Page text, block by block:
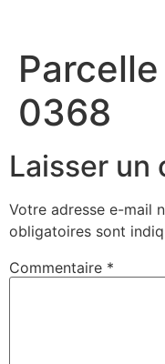
0368
Laisser un
Votre adresse e-mail
obligatoires sont
Commentaire *